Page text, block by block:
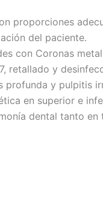
proporciones
del paciente.
con Coronas
retallado y
profunda y pulpitis
en superior e
dental tanto en